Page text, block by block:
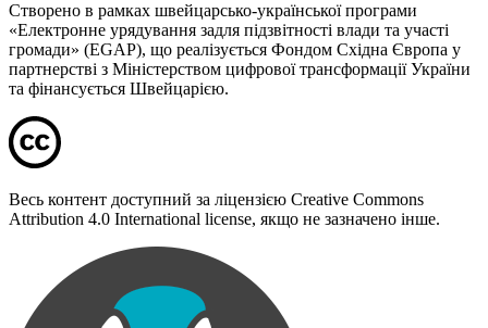
Створено в рамках швейцарсько-української програми
«Електронне урядування задля підзвітності влади та участі
громади» (EGAP), що реалізується Фондом Східна Європа у
партнерстві з Міністерством цифрової трансформації України
та фінансується Швейцарією.
Весь контент доступний за ліцензією Creative Commons
Attribution 4.0 International license, якщо не зазначено інше.